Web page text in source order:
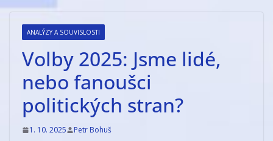
Přeskočit
obsah ANALÝZY A SOUVISLOSTI
Volby 2025: Jsme lidé,
nebo fanoušci
politických stran?
1. 10. 2025 Petr Bohuš